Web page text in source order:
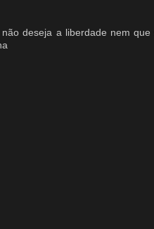
deseja a liberdade nem